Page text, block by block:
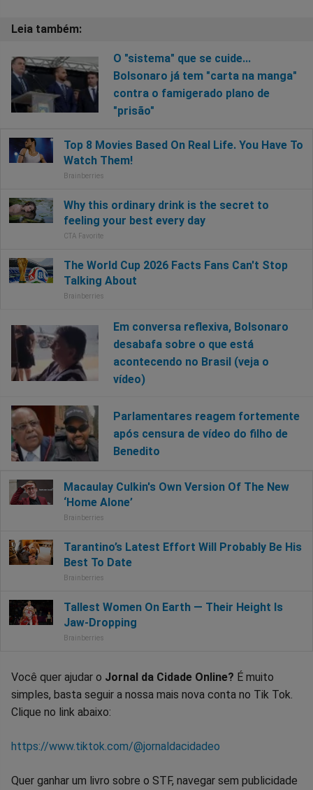
O "sistema" que se cuide...
Bolsonaro já tem "carta na manga"
contra o famigerado plano de
"prisão"
Em conversa reflexiva, Bolsonaro
desabafa sobre o que está
acontecendo no Brasil (veja o
vídeo)
Parlamentares reagem fortemente
após censura de vídeo do filho de
Benedito
Você quer ajudar o Jornal da Cidade Online? É muito
simples, basta seguir a nossa mais nova conta no Tik Tok.
Clique no link abaixo:
https://www.tiktok.com/@jornaldacidadeo
Quer ganhar um livro sobre o STF, navegar sem publicidade